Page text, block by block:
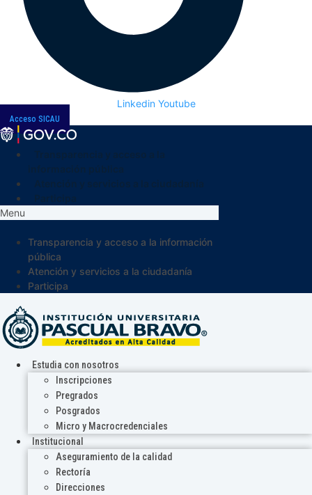
Linkedin Youtube
Acceso SICAU
Menu
Transparencia y acceso a la información
pública
Atención y servicios a la ciudadanía
Participa
Estudia con nosotros
Inscripciones
Pregrados
Posgrados
Micro y Macrocredenciales
Institucional
Aseguramiento de la calidad
Rectoría
Direcciones